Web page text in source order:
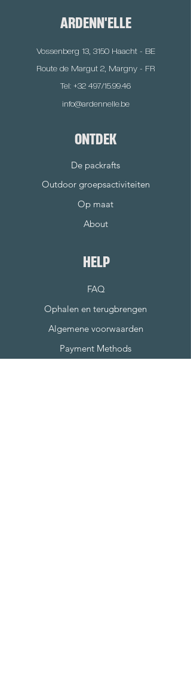
ARDENN'ELLE
Vossenberg 13, 3150 Haacht - BE
Route de Margut 2, Margny - FR
Tel: +32 497/15.99.46
info@ardennelle.be
ONTDEK
De packrafts
Outdoor groepsactiviteiten
Op maat
About
HELP
FAQ
Ophalen en terugbrengen
Algemene voorwaarden
Payment Methods